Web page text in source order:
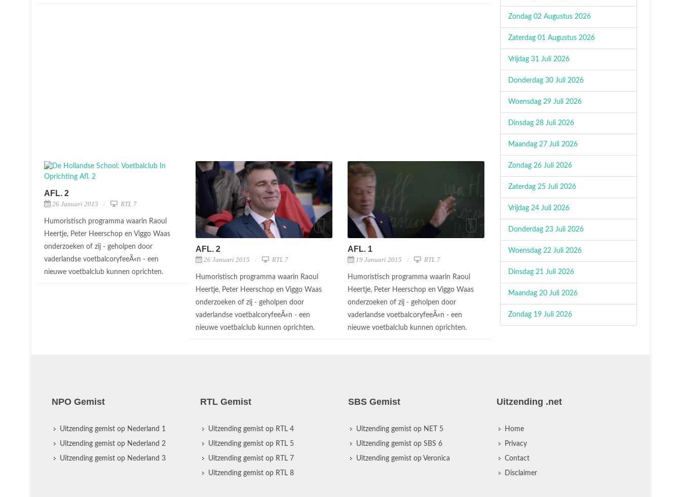
AFL. 2
26 Januari 2015 RTL 7
Humoristisch programma waarin Raoul
Heertje, Peter Heerschop en Viggo Waas
onderzoeken of zij - geholpen door
vaderlandse voetbalcoryfeeÃ«n - een
nieuwe voetbalclub kunnen oprichten.
AFL. 2
26 Januari 2015 RTL 7
Humoristisch programma waarin Raoul
Heertje, Peter Heerschop en Viggo Waas
onderzoeken of zij - geholpen door
vaderlandse voetbalcoryfeeÃ«n - een
nieuwe voetbalclub kunnen oprichten.
AFL. 1
19 Januari 2015 RTL 7
Humoristisch programma waarin Raoul
Heertje, Peter Heerschop en Viggo Waas
onderzoeken of zij - geholpen door
vaderlandse voetbalcoryfeeÃ«n - een
nieuwe voetbalclub kunnen oprichten.
Zondag 02 Augustus 2026
Zaterdag 01 Augustus 2026
Vrijdag 31 Juli 2026
Donderdag 30 Juli 2026
Woensdag 29 Juli 2026
Dinsdag 28 Juli 2026
Maandag 27 Juli 2026
Zondag 26 Juli 2026
Zaterdag 25 Juli 2026
Vrijdag 24 Juli 2026
Donderdag 23 Juli 2026
Woensdag 22 Juli 2026
Dinsdag 21 Juli 2026
Maandag 20 Juli 2026
Zondag 19 Juli 2026
NPO Gemist
Uitzending gemist op Nederland 1
Uitzending gemist op Nederland 2
Uitzending gemist op Nederland 3
RTL Gemist
Uitzending gemist op RTL 4
Uitzending gemist op RTL 5
Uitzending gemist op RTL 7
Uitzending gemist op RTL 8
SBS Gemist
Uitzending gemist op NET 5
Uitzending gemist op SBS 6
Uitzending gemist op Veronica
Uitzending .net
Home
Privacy
Contact
Disclaimer